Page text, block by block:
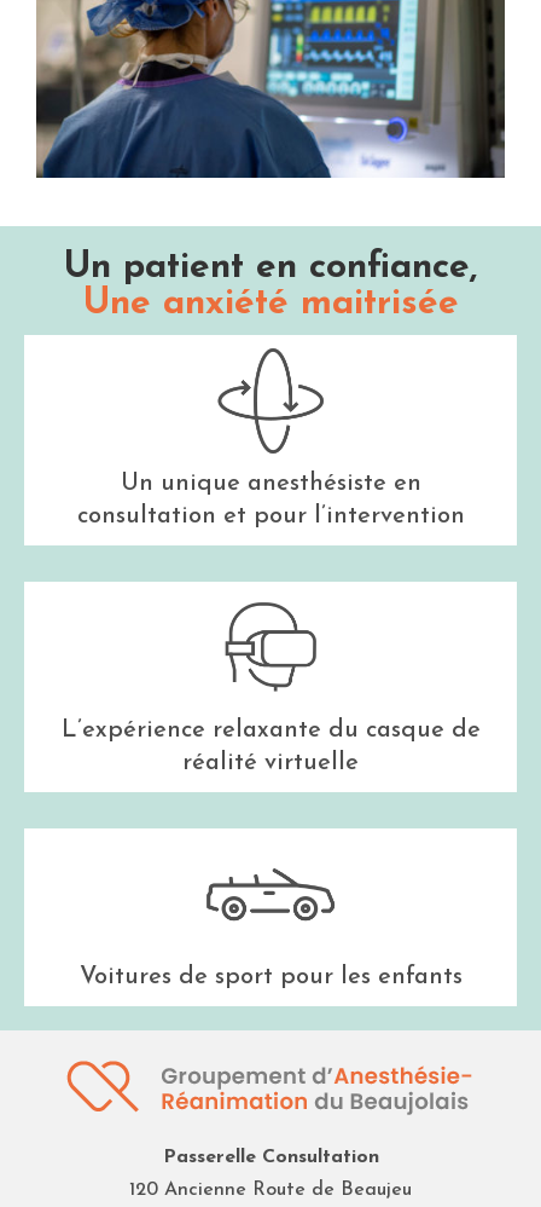
Un patient en confiance,
Une anxiété maitrisée
Un unique anesthésiste en
consultation et pour l’intervention
L’expérience relaxante du casque de
réalité virtuelle
Voitures de sport pour les enfants
Passerelle Consultation
120 Ancienne Route de Beaujeu